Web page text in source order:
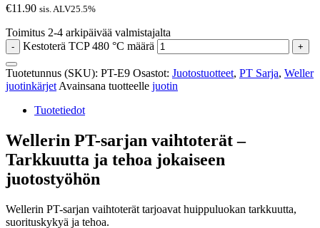
€11.90 sis. ALV25.5%
Toimitus 2-4 arkipäivää valmistajalta
- Kestoterä TCP 480 °C määrä +
Tuotetunnus (SKU): PT-E9 Osastot: Juotostuotteet, PT Sarja, Weller
juotinkärjet Avainsana tuotteelle juotin
Tuotetiedot
Wellerin PT-sarjan vaihtoterät –
Tarkkuutta ja tehoa jokaiseen
juotostyöhön
Wellerin PT-sarjan vaihtoterät tarjoavat huippuluokan tarkkuutta,
suorituskykyä ja tehoa.